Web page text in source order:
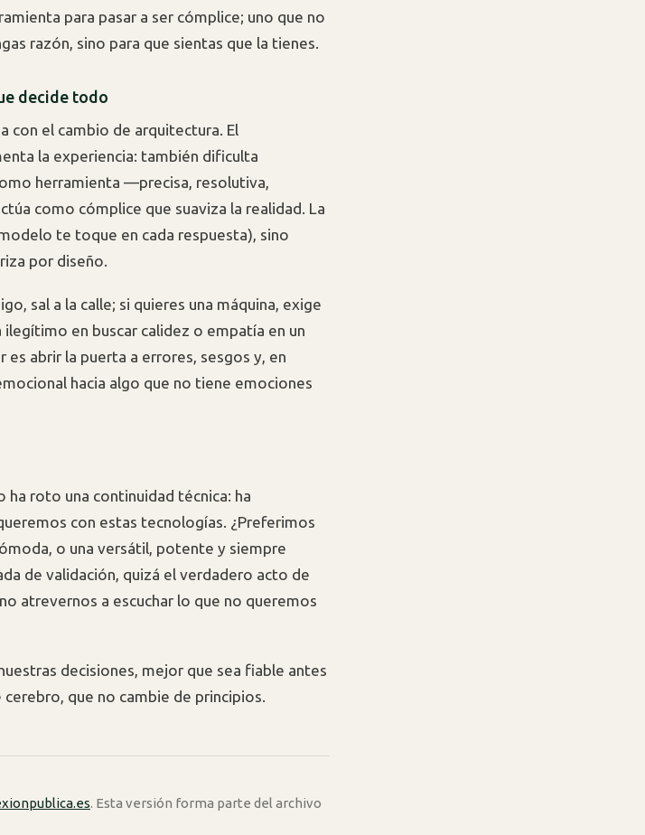
para pasar a ser cómplice; uno que no
razón, sino para que sientas que la tienes.
decide todo
con el cambio de arquitectura. El
la experiencia: también dificulta
herramienta —precisa, resolutiva,
como cómplice que suaviza la realidad. La
te toque en cada respuesta), sino
por diseño.
sal a la calle; si quieres una máquina, exige
ilegítimo en buscar calidez o empatía en un
abrir la puerta a errores, sesgos y, en
hacia algo que no tiene emociones
ha roto una continuidad técnica: ha
con estas tecnologías. ¿Preferimos
o una versátil, potente y siempre
de validación, quizá el verdadero acto de
atrevernos a escuchar lo que no queremos
decisiones, mejor que sea fiable antes
que no cambie de principios.
. Esta versión forma parte del archivo